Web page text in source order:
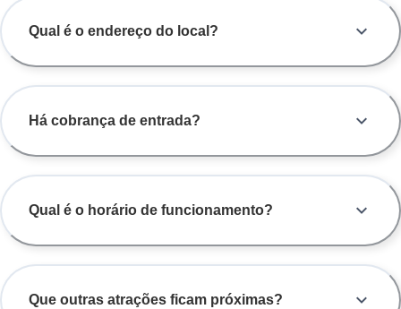
Qual é o endereço do local?
Há cobrança de entrada?
Qual é o horário de funcionamento?
Que outras atrações ficam próximas?